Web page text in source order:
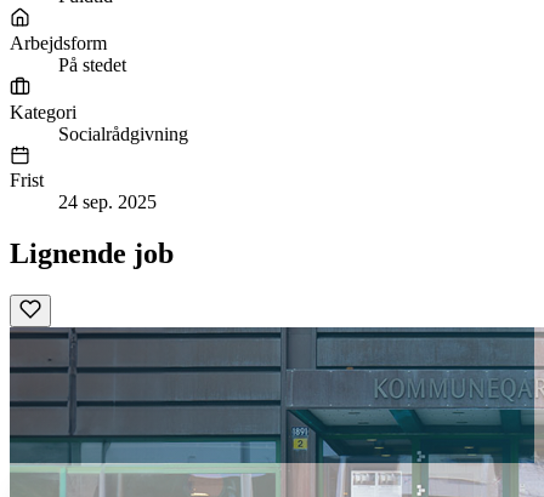
Arbejdsform
På stedet
Kategori
Socialrådgivning
Frist
24 sep. 2025
Lignende job